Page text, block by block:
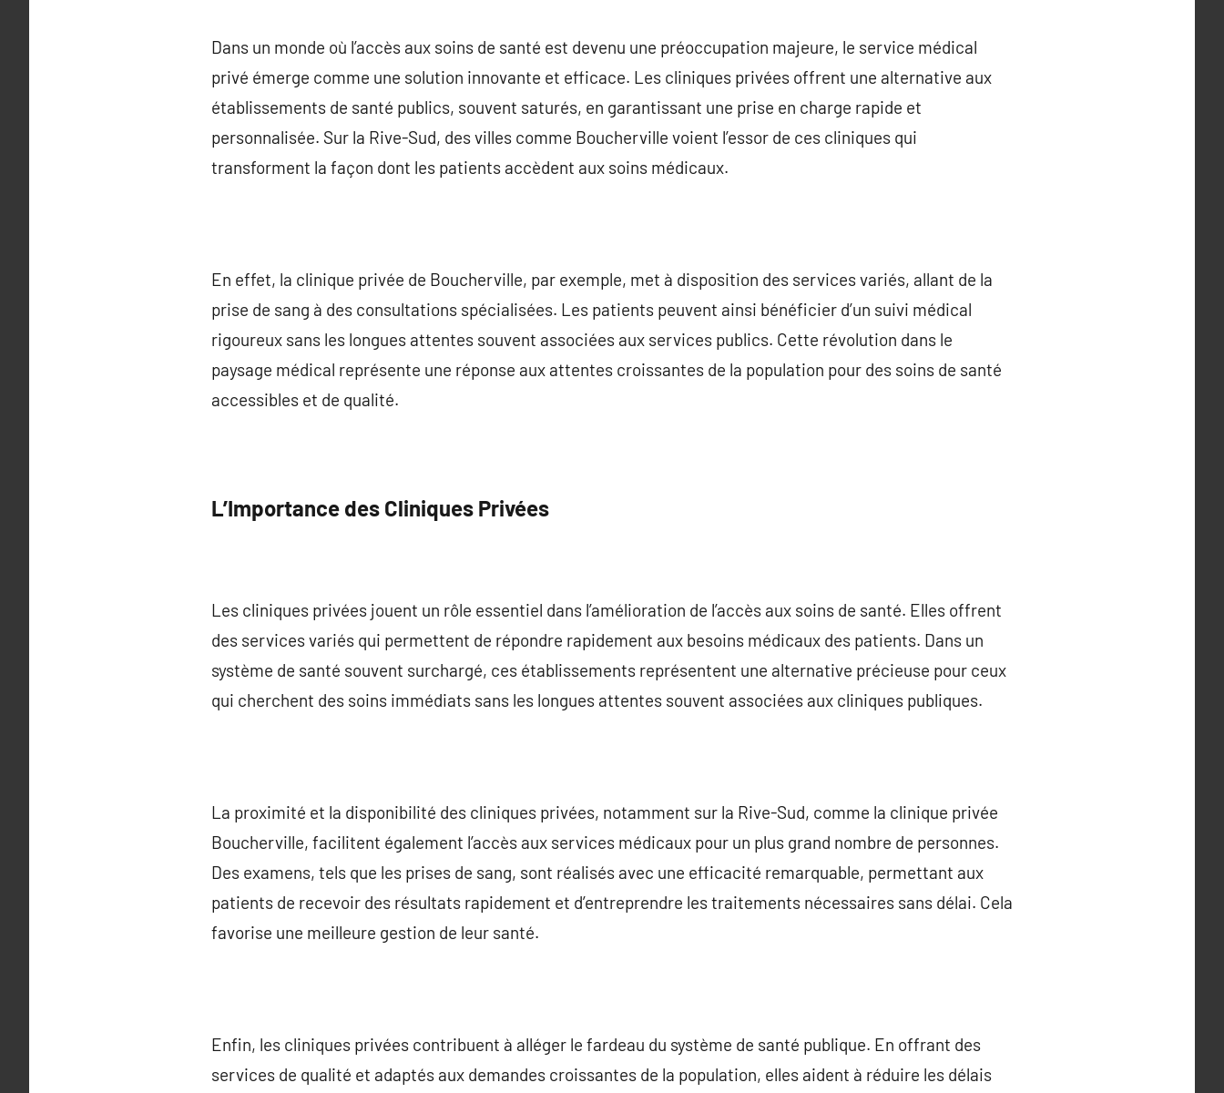
Dans un monde où l’accès aux soins de santé est devenu une préoccupation majeure, le service médical
privé émerge comme une solution innovante et efficace. Les cliniques privées offrent une alternative aux
établissements de santé publics, souvent saturés, en garantissant une prise en charge rapide et
personnalisée. Sur la Rive-Sud, des villes comme Boucherville voient l’essor de ces cliniques qui
transforment la façon dont les patients accèdent aux soins médicaux.
En effet, la clinique privée de Boucherville, par exemple, met à disposition des services variés, allant de la
prise de sang à des consultations spécialisées. Les patients peuvent ainsi bénéficier d’un suivi médical
rigoureux sans les longues attentes souvent associées aux services publics. Cette révolution dans le
paysage médical représente une réponse aux attentes croissantes de la population pour des soins de santé
accessibles et de qualité.
L’Importance des Cliniques Privées
Les cliniques privées jouent un rôle essentiel dans l’amélioration de l’accès aux soins de santé. Elles offrent
des services variés qui permettent de répondre rapidement aux besoins médicaux des patients. Dans un
système de santé souvent surchargé, ces établissements représentent une alternative précieuse pour ceux
qui cherchent des soins immédiats sans les longues attentes souvent associées aux cliniques publiques.
La proximité et la disponibilité des cliniques privées, notamment sur la Rive-Sud, comme la clinique privée
Boucherville, facilitent également l’accès aux services médicaux pour un plus grand nombre de personnes.
Des examens, tels que les prises de sang, sont réalisés avec une efficacité remarquable, permettant aux
patients de recevoir des résultats rapidement et d’entreprendre les traitements nécessaires sans délai. Cela
favorise une meilleure gestion de leur santé.
Enfin, les cliniques privées contribuent à alléger le fardeau du système de santé publique. En offrant des
services de qualité et adaptés aux demandes croissantes de la population, elles aident à réduire les délais